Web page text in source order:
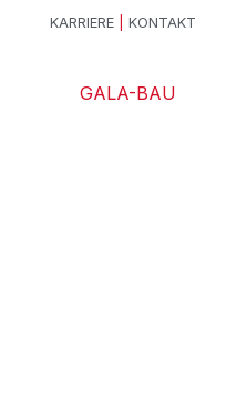
KARRIERE KONTAKT
GALA-BAU